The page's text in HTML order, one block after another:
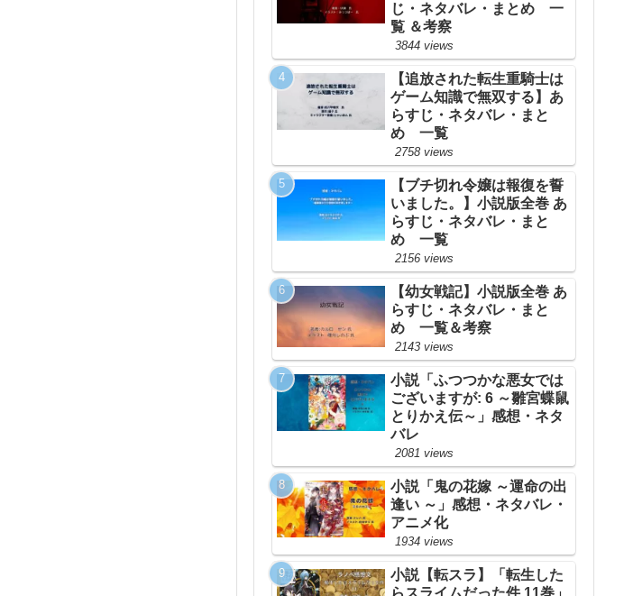
じ・ネタバレ・まとめ 一
覧 ＆考察
3844 views
【追放された転生重騎士は
ゲーム知識で無双する】あ
らすじ・ネタバレ・まと
め 一覧
2758 views
【ブチ切れ令嬢は報復を誓
いました。】小説版全巻 あ
らすじ・ネタバレ・まと
め 一覧
2156 views
【幼女戦記】小説版全巻 あ
らすじ・ネタバレ・まと
め 一覧＆考察
2143 views
小説「ふつつかな悪女では
ございますが: 6 ～雛宮蝶鼠
とりかえ伝～」感想・ネタ
バレ
2081 views
小説「鬼の花嫁 ～運命の出
逢い ～」感想・ネタバレ・
アニメ化
1934 views
小説【転スラ】「転生した